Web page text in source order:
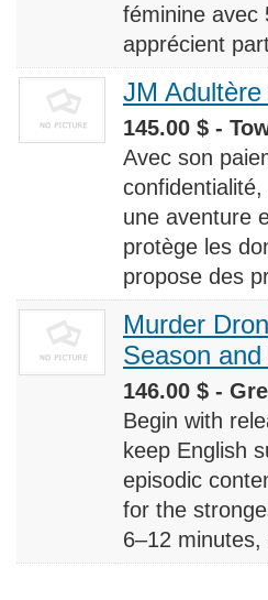
féminine avec
apprécient
JM
145.00 $ -
Avec son
une aventure
protège les
propose des
Murder
Season
146.00 $ -
Begin with
keep English
episodic
for the
6–12